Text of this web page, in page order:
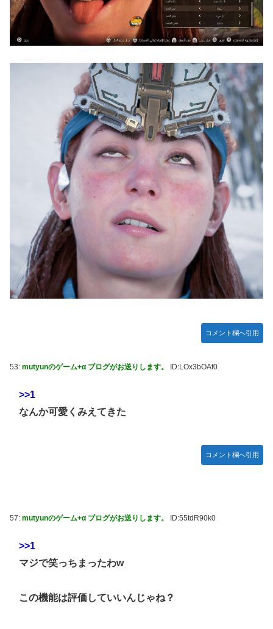
【画像】こんな感じのクルマで車中泊旅したいよな？？？
「フリルもリボンもたくさんがいいのよね、ふふっ♪」対魔
忍RPG・新イベント『バニーとヨミハラクライシス』
【パシフィック・リム】 MODEROID「ジプシー・デンジャ
ー」プラモデル【10日予約開始】
やる夫のダンジョン運営記183-雑談所ネタ118 懺悔小ネタ
「創刻のファイアホイール」+埋めネタ「ファイアホイール
TCG・その後」
【にじさんじ】七瀬、動物園でアシカに水をかけられビショ
ビショに→たまこ爆笑
【デレマス】 和久井留美「夢を作って、いつか遊んで」
【画像】ファーストサマーウイカ、激変した姿に「本田望結
ちゃんかと」
【悲報】ポケポケ、1年で1600万人が引退・・・
ゲーム「すごい武器を手に入れましたが必要レベルに達して
いないので装備できません」←このシステムｗｗｗｗ
【にじさんじ】Cellmates、NG行動回避ゲーム！フリが露
【動画】マーベルの新作格ゲー、歴代格ゲーのパロディが多
藤嶌果歩1st写真集の感想まとめ。おおむね好評【かほり
ん】【日向坂46】
韓国人「“韓国サッカー”性接待の試合結果をご覧ください」
→「マッサージ効果は間違いないねｗ」「これが本当のベッ
ドサッカーだ」
に役に立たないくせに高給だけ毟り取った結果……
【画像10枚】佐倉綾音さん(32)、自分のシコポイントに気が
マジか！次週のバナナムーンゲストは5期生からこの3人が登
場！！！【乃木坂46】
コメント欄へ引用
53: mutyunのゲーム+α ブログがお送りします。 ID:LOx3bOAf0
>>1
なんか可愛くみえてきた
コメント欄へ引用
57: mutyunのゲーム+α ブログがお送りします。 ID:55tdR90k0
>>1
マジで笑っちまったわw
この機能は評価していいんじゃね？